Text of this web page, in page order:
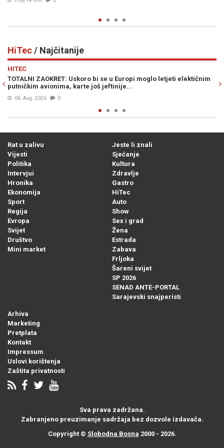
HiTec/ Najčitanije
elektičnim
NAJTRAŽENIJE ORUŽJE NA SVIJETU: Šta je to Patriot i
njegove zalihe pri kraju?
Prije 13h
Rat u zalivu
Vijesti
Politika
Intervjui
Hronika
Ekonomija
Sport
Regija
Evropa
Svijet
Društvo
Mini market
Jeste li znali
Sjećanje
Kultura
Zdravlje
Gastro
HiTec
Auto
Show
Sex i grad
Žena
Estrada
Zabava
Frljoka
Šareni svijet
SP 2026
SENAD ANTE-PORTAL
Sarajevski snajperisti
Arhiva
Marketing
Pretplata
Kontakt
Impressum
Uslovi korištenja
Zaštita privatnosti
Sva prava zadržana.
Zabranjeno preuzimanje sadržaja bez dozvole izdavača.
Copyright © Slobodna Bosna 2000 - 2026.